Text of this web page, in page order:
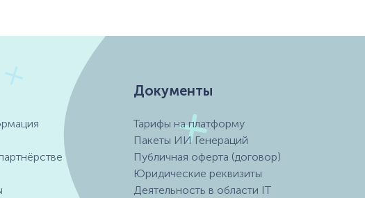
Документы
Тарифы на платформу
Пакеты ИИ Генераций
Публичная оферта (договор)
Юридические реквизиты
Деятельность в области IT